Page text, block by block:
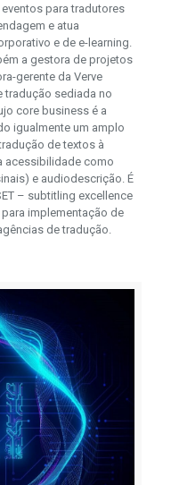
para tradutores
e atua
e de e-learning.
a gestora de projetos
gerente da Verve
tradução sediada no
core business é a
igualmente um amplo
de textos à
acessibilidade como
e audiodescrição. É
– subtitling excellence
implementação de
de tradução.